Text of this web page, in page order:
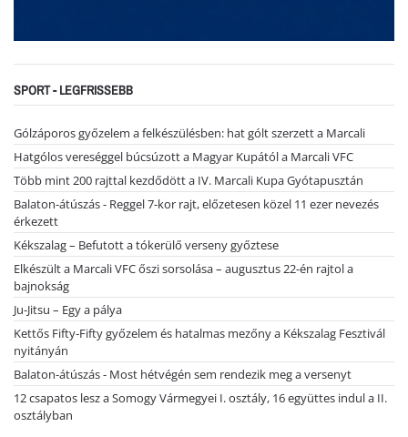
SPORT - LEGFRISSEBB
Gólzáporos győzelem a felkészülésben: hat gólt szerzett a Marcali
Hatgólos vereséggel búcsúzott a Magyar Kupától a Marcali VFC
Több mint 200 rajttal kezdődött a IV. Marcali Kupa Gyótapusztán
Balaton-átúszás - Reggel 7-kor rajt, előzetesen közel 11 ezer nevezés
érkezett
Kékszalag – Befutott a tókerülő verseny győztese
Elkészült a Marcali VFC őszi sorsolása – augusztus 22-én rajtol a
bajnokság
Ju-Jitsu – Egy a pálya
Kettős Fifty-Fifty győzelem és hatalmas mezőny a Kékszalag Fesztivál
nyitányán
Balaton-átúszás - Most hétvégén sem rendezik meg a versenyt
12 csapatos lesz a Somogy Vármegyei I. osztály, 16 együttes indul a II.
osztályban